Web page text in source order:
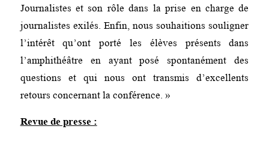
Journalistes et son rôle dans la prise en charge de
journalistes exilés. Enfin, nous souhaitions souligner
l’intérêt qu’ont porté les élèves présents dans
l’amphithéâtre en ayant posé spontanément des
questions et qui nous ont transmis d’excellents
retours concernant la conférence. »
Revue de presse :